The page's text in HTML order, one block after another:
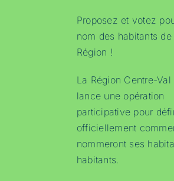
Proposez et votez
nom des habitants de
Région !
La Région Centre-
lance une opération
participative pour
officiellement
nommeront ses
habitants.